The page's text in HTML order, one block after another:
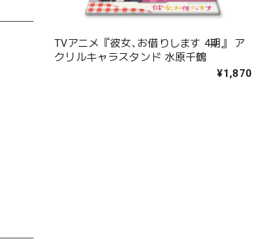
TVアニメ『彼女､お借りします 4期』 ア
クリルキャラスタンド 水原千鶴
¥1,870